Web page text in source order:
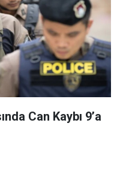
Can Kaybı 9’a